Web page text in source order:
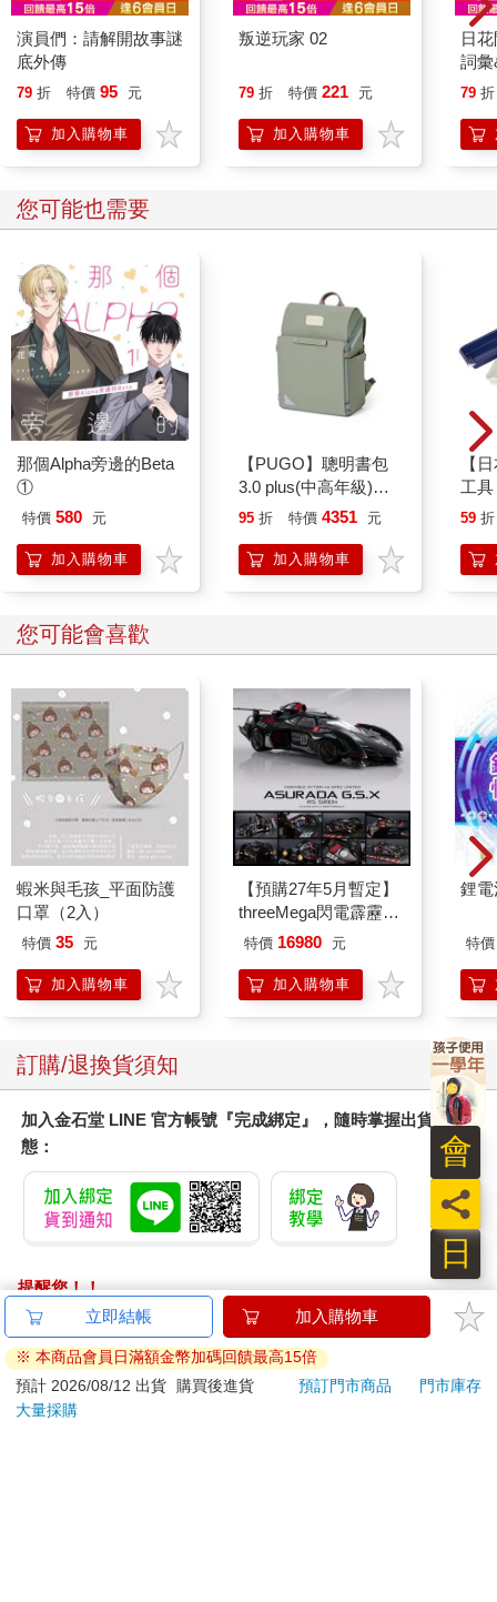
演員們：請解開故事謎
底外傳
79 折 特價 95 元
加入購物車
叛逆玩家 02
79 折 特價 221 元
加入購物車
日
詞
79 折
您可能也需要
那個Alpha旁邊的Beta
①
特價 580 元
加入購物車
【PUGO】聰明書包
3.0 plus(中高年級)沙
綠 全新進化玩美上市
95 折 特價 4351 元
加入購物車
【
工
色
59 折
您可能會喜歡
蝦米與毛孩_平面防護
口罩（2入）
特價 35 元
加入購物車
【預購27年5月暫定】
threeMega閃電霹靂車
VA Hi-SPEC UNITED
SIREN 黑色限定
特價 16980 元
加入購物車
鋰
特價
訂購/退換貨須知
加入金石堂 LINE 官方帳號『完成綁定』，隨時掌握出貨動
態：
提醒您！！
金石堂及銀行均不會請您操作ATM! 如接獲電話要求您前往
ATM提款機，請不要聽從指示，以免受騙上當！
退換貨須知：
**提醒您，鑑賞期不等於試用期，退回商品須為全新狀態**
立即結帳 加入購物車
※ 本商品會員日滿額金幣加碼回饋最高15倍
預計 2026/08/12 出貨
購買後進貨 預訂門市商品
門市庫存
大量採購
日
員
會